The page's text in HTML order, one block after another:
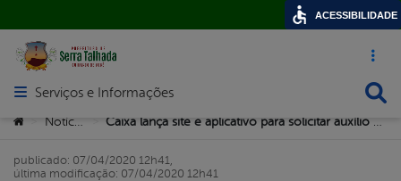
Acesso
Abrir menu principal de navegação
Serviços e Informações
Você está aqui:
> Notícias >
publicado: 07/04/2020 12h41,
última modificação: 07/04/2020 12h41
ACESSIBILIDADE